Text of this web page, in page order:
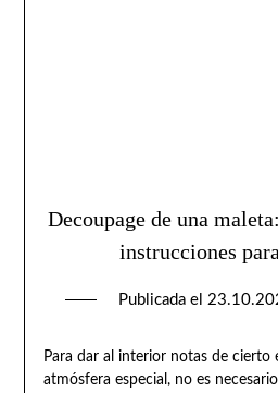
Decoupage de una
instrucciones
Publicada el
Para dar al interior notas de cierto
atmósfera especial, no es